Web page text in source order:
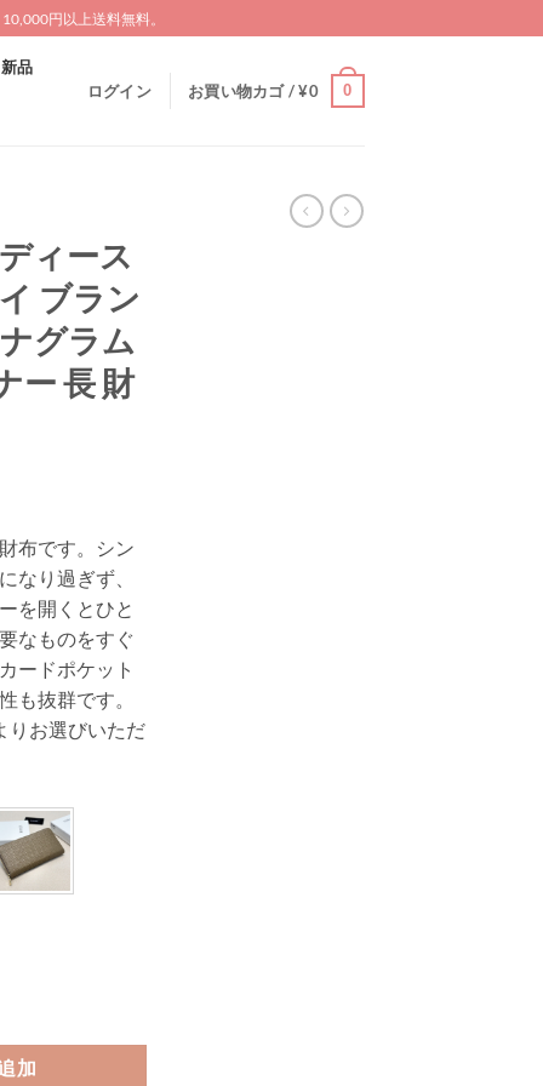
円以上送料無料。
新品
ログイン
お買い物カゴ /¥0 0
ィース
ブラン
グラム
ー 長 財
布です。シン
なり過ぎず、
を開くとひと
なものをすぐ
ードポケット
も抜群です。
りお選びいただ
加